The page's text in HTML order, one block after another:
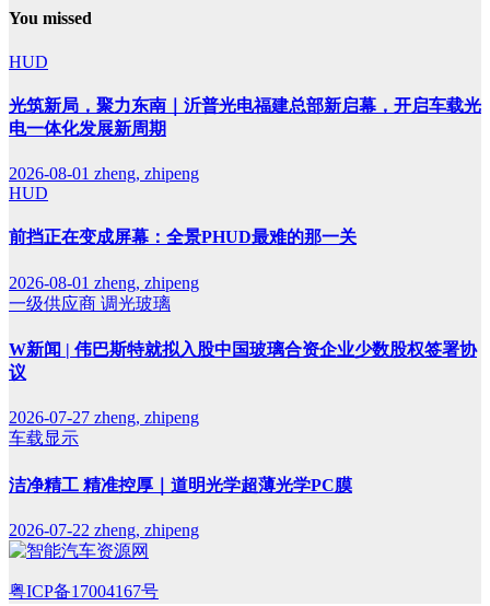
You missed
HUD
光筑新局，聚力东南｜沂普光电福建总部新启幕，开启车载光
电一体化发展新周期
2026-08-01 zheng, zhipeng
HUD
前挡正在变成屏幕：全景PHUD最难的那一关
2026-08-01 zheng, zhipeng
一级供应商 调光玻璃
W新闻 | 伟巴斯特就拟入股中国玻璃合资企业少数股权签署协
议
2026-07-27 zheng, zhipeng
车载显示
洁净精工 精准控厚｜道明光学超薄光学PC膜
2026-07-22 zheng, zhipeng
粤ICP备17004167号